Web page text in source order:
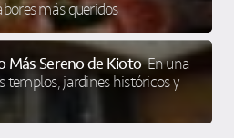
más queridos
Sereno de Kioto En una
templos, jardines históricos y